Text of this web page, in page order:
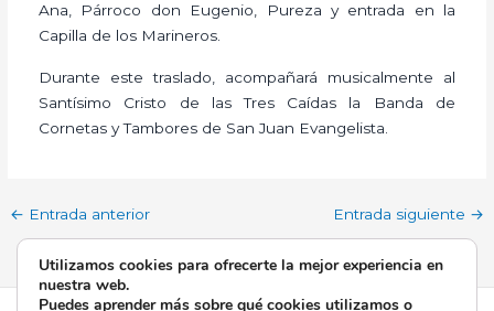
Ana, Párroco don Eugenio, Pureza y entrada en la
Capilla de los Marineros.
Durante este traslado, acompañará musicalmente al
Santísimo Cristo de las Tres Caídas la Banda de
Cornetas y Tambores de San Juan Evangelista.
← Entrada anterior Entrada siguiente →
Utilizamos cookies para ofrecerte la mejor experiencia en
nuestra web.
Puedes aprender más sobre qué cookies utilizamos o